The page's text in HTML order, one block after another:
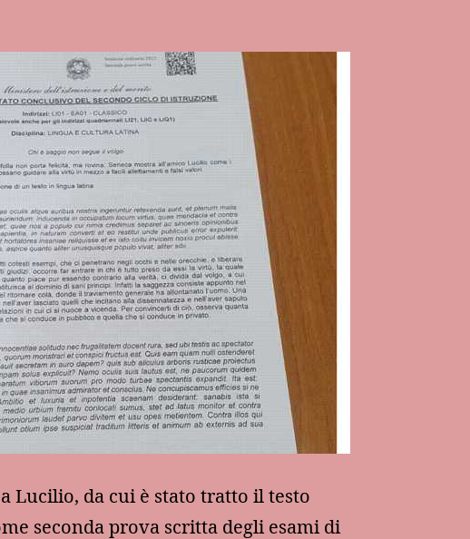
Lucilio, da cui è stato tratto il testo
seconda prova scritta degli esami di